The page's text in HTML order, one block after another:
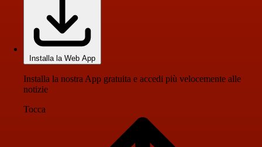
Installa la Web App
Installa la nostra App gratuita e accedi più velocemente alle
notizie
Tocca